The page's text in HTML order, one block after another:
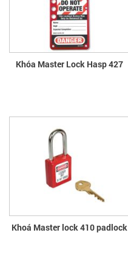
Khóa Master Lock Hasp 427
Khoá Master lock 410 padlock